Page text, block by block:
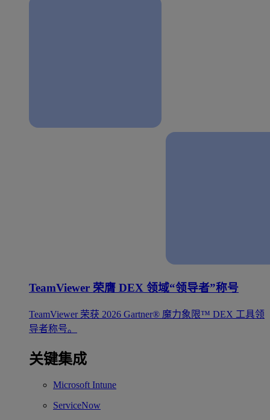
TeamViewer 荣膺 DEX 领域“领导者”称号
TeamViewer 荣获 2026 Gartner® 魔力象限™ DEX 工具领
导者称号。
关键集成
Microsoft Intune
ServiceNow